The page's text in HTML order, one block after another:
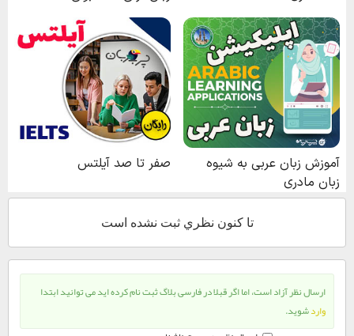
تا كنون نظري ثبت نشده است
ارسال نظر آزاد است، اما اگر قبلا در فارسی بلاگ ثبت نام کرده اید می توانید ابتدا
واردشوید.